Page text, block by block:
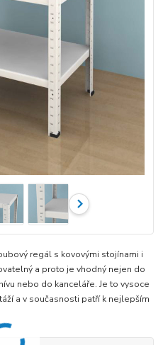
regál s kovovými stojínami i
a proto je vhodný nejen do
nebo do kanceláře. Je to vysoce
a v současnosti patří k nejlepším